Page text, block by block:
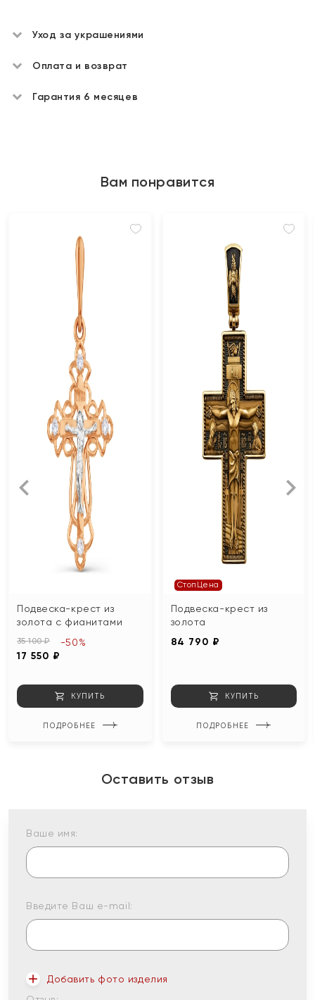
Уход за украшениями
Оплата и возврат
Гарантия 6 месяцев
Вам понравится
Подвеска-крест из
золота с фианитами
35 100 ₽
17 550 ₽
-50%
КУПИТЬ
ПОДРОБНЕЕ
СтопЦена
Подвеска-крест из
золота
84 790 ₽
КУПИТЬ
ПОДРОБНЕЕ
Оставить отзыв
Ваше имя:
Введите Ваш e-mail:
Добавить фото изделия